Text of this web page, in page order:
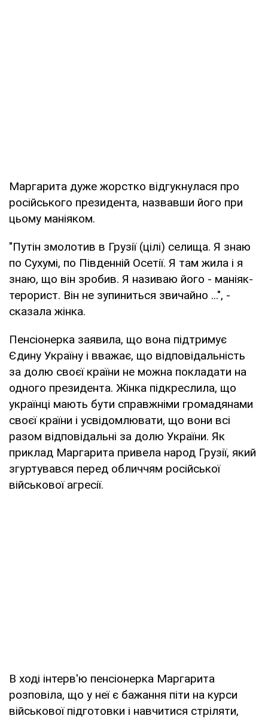
Маргарита дуже жорстко відгукнулася про
російського президента, назвавши його при
цьому маніяком.
"Путін змолотив в Грузії (цілі) селища. Я знаю
по Сухумі, по Південній Осетії. Я там жила і я
знаю, що він зробив. Я називаю його - маніяк-
терорист. Він не зупиниться звичайно ...", -
сказала жінка.
Пенсіонерка заявила, що вона підтримує
Єдину Україну і вважає, що відповідальність
за долю своєї країни не можна покладати на
одного президента. Жінка підкреслила, що
українці мають бути справжніми громадянами
своєї країни і усвідомлювати, що вони всі
разом відповідальні за долю України. Як
приклад Маргарита привела народ Грузії, який
згуртувався перед обличчям російської
військової агресії.
В ході інтерв'ю пенсіонерка Маргарита
розповіла, що у неї є бажання піти на курси
військової підготовки і навчитися стріляти,